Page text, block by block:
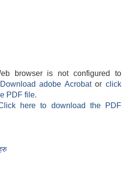
browser is not configured to
Download adobe Acrobatorclick
PDF file.
here to download the PDF